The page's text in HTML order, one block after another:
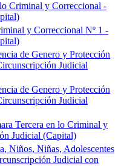
Criminal y Correccional -
y Correccional Nº 1 -
de Genero y Protección
Judicial
de Genero y Protección
Judicial
Tercera en lo Criminal y
Judicial (Capital)
Niños, Niñas, Adolescentes
Judicial con